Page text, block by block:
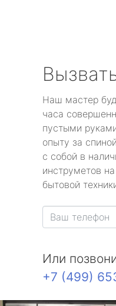
Наш мастер
часа
пустыми
опыту за
с собой в
инструметов
бытовой
Или
+7 (499)